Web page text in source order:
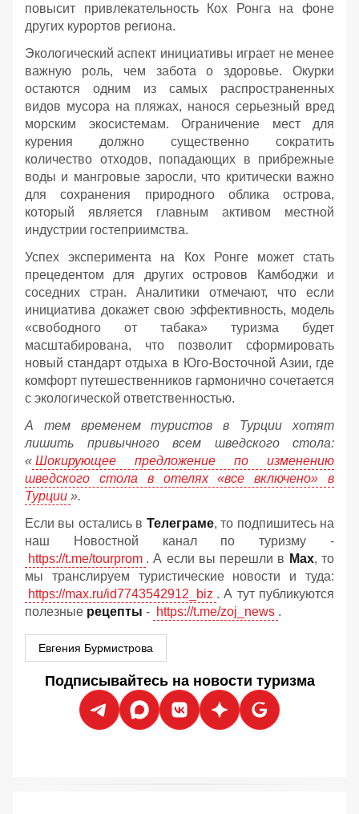
повысит привлекательность Кох Ронга на фоне
других курортов региона.
Экологический аспект инициативы играет не менее
важную роль, чем забота о здоровье. Окурки
остаются одним из самых распространенных
видов мусора на пляжах, нанося серьезный вред
морским экосистемам. Ограничение мест для
курения должно существенно сократить
количество отходов, попадающих в прибрежные
воды и мангровые заросли, что критически важно
для сохранения природного облика острова,
который является главным активом местной
индустрии гостеприимства.
Успех эксперимента на Кох Ронге может стать
прецедентом для других островов Камбоджи и
соседних стран. Аналитики отмечают, что если
инициатива докажет свою эффективность, модель
«свободного от табака» туризма будет
масштабирована, что позволит сформировать
новый стандарт отдыха в Юго-Восточной Азии, где
комфорт путешественников гармонично сочетается
с экологической ответственностью.
А тем временем туристов в Турции хотят
лишить привычного всем шведского стола:
« Шокирующее предложение по изменению
шведского стола в отелях «все включено» в
Турции ».
Если вы остались в Телеграме, то подпишитесь на
наш Новостной канал по туризму -
https://t.me/tourprom . А если вы перешли в Мах, то
мы транслируем туристические новости и туда:
https://max.ru/id7743542912_biz . А тут публикуются
полезные рецепты - https://t.me/zoj_news .
Евгения Бурмистрова
Подписывайтесь на новости туризма